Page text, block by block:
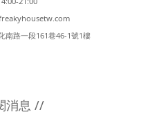
南路一段161巷46-1號1樓
消息 //